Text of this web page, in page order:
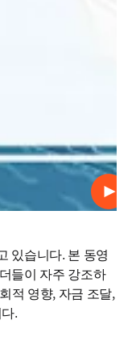
재생
있습니다. 본 동영
들이 자주 강조하
적 영향, 자금 조달,
.